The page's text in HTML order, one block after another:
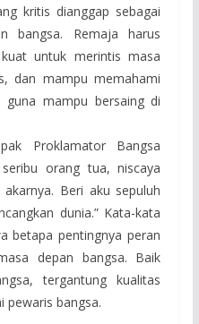
kritis dianggap sebagai
bangsa. Remaja harus
untuk merintis masa
dan mampu memahami
guna mampu bersaing di
Proklamator Bangsa
orang tua, niscaya
Beri aku sepuluh
dunia.” Kata-kata
betapa pentingnya peran
depan bangsa. Baik
tergantung kualitas
pewaris bangsa.